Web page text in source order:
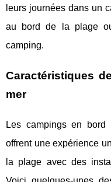
leurs journées dans un
au bord de la plage
camping.
Caractéristiques
mer
Les campings en
offrent une expérience
la plage avec des